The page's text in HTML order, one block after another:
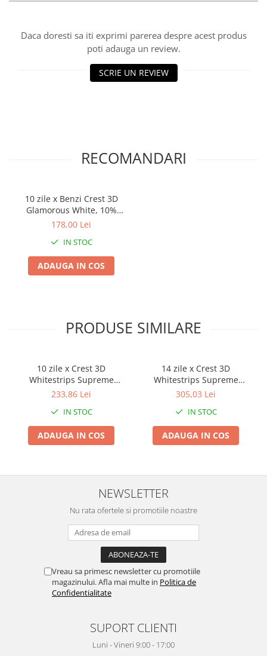
Daca doresti sa iti exprimi parerea despre acest produs
poti adauga un review.
SCRIE UN REVIEW
RECOMANDARI
10 zile x Benzi Crest 3D
Glamorous White, 10%
concentratie, 20 benzi
aplicare 30 min, benzi
albire dinti
178,00 Lei
IN STOC
ADAUGA IN COS
PRODUSE SIMILARE
10 zile x Crest 3D
Whitestrips Supreme
Bright, 16% concentratie, 20
aplicare 60 min, benzi
albire dinti
233,86 Lei
IN STOC
ADAUGA IN COS
14 zile x Crest 3D
Whitestrips Supreme
Bright, 16% concentratie, 28
aplicare 60 min, benzi
albire dinti
305,03 Lei
IN STOC
ADAUGA IN COS
NEWSLETTER
Nu rata ofertele si promotiile noastre
Vreau sa primesc newsletter cu promotiile
magazinului. Afla mai multe in Politica de
Confidentialitate
SUPORT CLIENTI
Luni - Vineri 9:00 - 17:00